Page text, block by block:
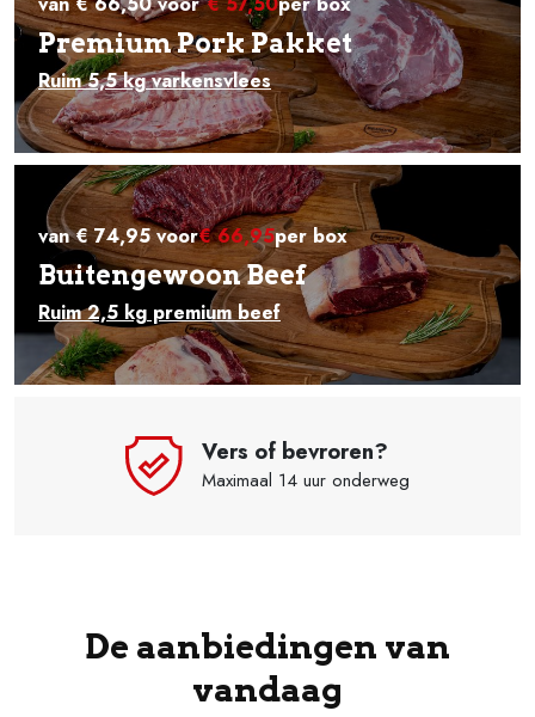
Premium Pork Pakket
Ruim 5,5 kg varkensvlees
van € 74,95 voor€ 66,95per box
Buitengewoon Beef
Ruim 2,5 kg premium beef
Eerlijke prijs/
Daar wordt
De aanbiedingen van
vandaag